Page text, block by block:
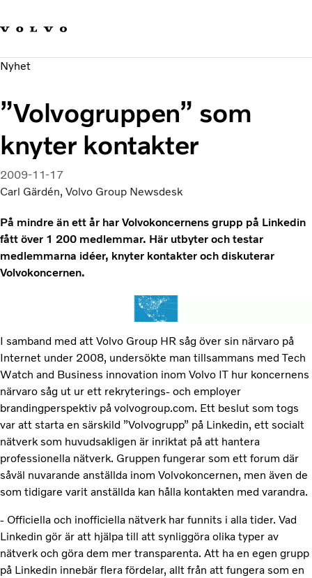
Hållbara transporter
Investerare
Nyheter och Media
Nyhet
”Volvogruppen” som
knyter kontakter
2009-11-17
Carl Gärdén, Volvo Group Newsdesk
På mindre än ett år har Volvokoncernens grupp på Linkedin
fått över 1 200 medlemmar. Här utbyter och testar
medlemmarna idéer, knyter kontakter och diskuterar
Volvokoncernen.
I samband med att Volvo Group HR såg över sin närvaro på
Internet under 2008, undersökte man tillsammans med Tech
Watch and Business innovation inom Volvo IT hur koncernens
närvaro såg ut ur ett rekryterings- och employer
brandingperspektiv på volvogroup.com. Ett beslut som togs
var att starta en särskild ”Volvogrupp” på Linkedin, ett socialt
nätverk som huvudsakligen är inriktat på att hantera
professionella nätverk. Gruppen fungerar som ett forum där
såväl nuvarande anställda inom Volvokoncernen, men även de
som tidigare varit anställda kan hålla kontakten med varandra.
- Officiella och inofficiella nätverk har funnits i alla tider. Vad
Linkedin gör är att hjälpa till att synliggöra olika typer av
nätverk och göra dem mer transparenta. Att ha en egen grupp
på Linkedin innebär flera fördelar, allt från att fungera som en